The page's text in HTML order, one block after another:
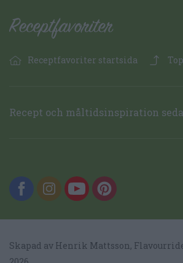
Receptfavoriter startsida
Recept och måltidsinspiration
Skapad av Henrik Mattsson,